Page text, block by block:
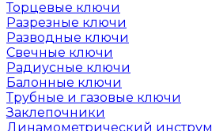
Торцевые ключи
Разрезные ключи
Разводные ключи
Свечные ключи
Радиусные ключи
Балонные ключи
Трубные и газовые ключи
Заклепочники
Динамометрический